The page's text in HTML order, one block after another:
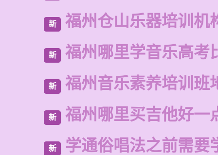
新 福州仓山乐器培训机
新 福州哪里学音乐高考
新 福州音乐素养培训班
新 福州哪里买吉他好一
新 学通俗唱法之前需要